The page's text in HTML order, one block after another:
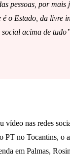
pessoas, por mais
é o Estado, da livre
social acima de
nas redes
PT no Tocantins, o
em Palmas,